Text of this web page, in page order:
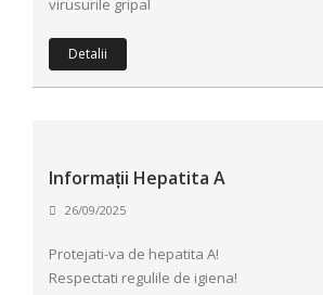
virusurile gripal
Detalii
Informații Hepatita A
26/09/2025
Protejati-va de hepatita A!
Respectati regulile de igiena!